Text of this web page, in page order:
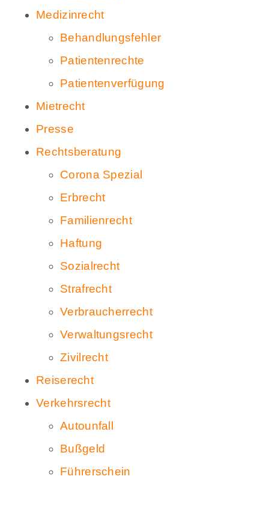
Medizinrecht
Behandlungsfehler
Patientenrechte
Patientenverfügung
Mietrecht
Presse
Rechtsberatung
Corona Spezial
Erbrecht
Familienrecht
Haftung
Sozialrecht
Strafrecht
Verbraucherrecht
Verwaltungsrecht
Zivilrecht
Reiserecht
Verkehrsrecht
Autounfall
Bußgeld
Führerschein